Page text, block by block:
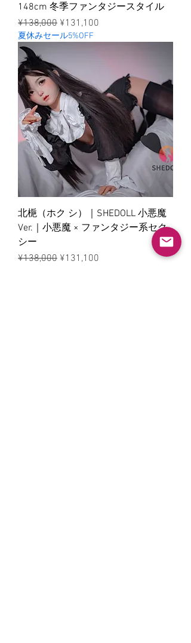
148cm 冬季ファンタジースタイル
ราคาปกติ
¥138,000 ราคาขายลด
¥131,100
夏休みセール5%OFF
北梔（ホク シ）｜SHEDOLL 小悪魔
Ver.｜小悪魔 × ファンタジー系セク
シー
ราคาปกติ
¥138,000 ราคาขายลด
¥131,100